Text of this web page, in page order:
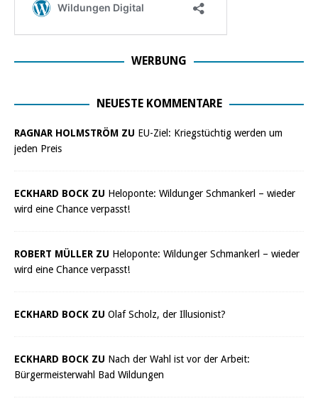
WERBUNG
NEUESTE KOMMENTARE
RAGNAR HOLMSTRÖM ZU EU-Ziel: Kriegstüchtig werden um
jeden Preis
ECKHARD BOCK ZU Heloponte: Wildunger Schmankerl – wieder
wird eine Chance verpasst!
ROBERT MÜLLER ZU Heloponte: Wildunger Schmankerl – wieder
wird eine Chance verpasst!
ECKHARD BOCK ZU Olaf Scholz, der Illusionist?
ECKHARD BOCK ZU Nach der Wahl ist vor der Arbeit:
Bürgermeisterwahl Bad Wildungen